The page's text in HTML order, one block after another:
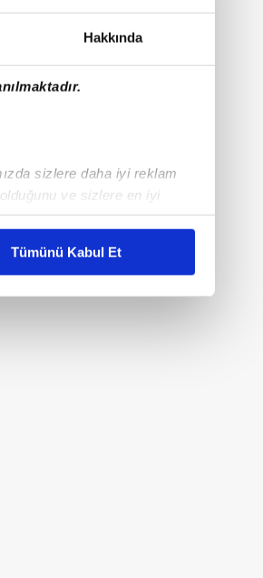
Hakkında
sizlere daha iyi reklam
ve sizlere en iyi
karşılamak
kullanılmaktadır. Bu
sunulması
detaylı bilgi için Ayarlar
ve sitemizde ilgili
Tümünü Kabul Et